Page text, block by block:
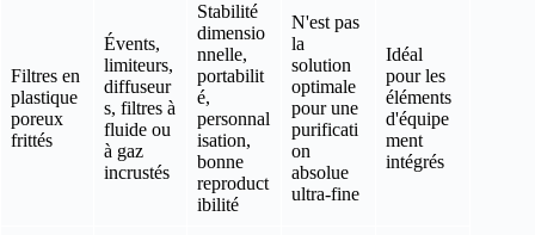
Filtres en
plastique
poreux
frittés
Évents,
limiteurs,
diffuseur
s, filtres à
fluide ou
à gaz
incrustés
Stabilité
dimensio
nnelle,
portabilit
é,
personnal
isation,
bonne
reproduct
ibilité
N'est pas
la
solution
optimale
pour une
purificati
on
absolue
ultra-fine
Idéal
pour les
éléments
d'équipe
ment
intégrés